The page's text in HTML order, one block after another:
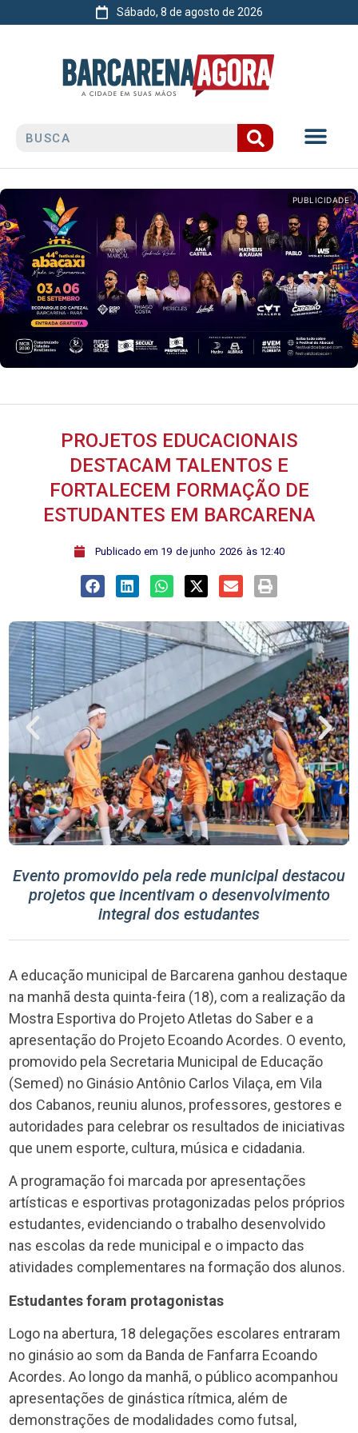
Sábado, 8 de agosto de 2026
PUBLICIDADE
PROJETOS EDUCACIONAIS
DESTACAM TALENTOS E
FORTALECEM FORMAÇÃO DE
ESTUDANTES EM BARCARENA
ﾠPublicado em 19 de junho 2026 às 12:40
Evento promovido pela rede municipal destacou
projetos que incentivam o desenvolvimento
integral dos estudantes
A educação municipal de Barcarena ganhou destaque
na manhã desta quinta-feira (18), com a realização da
Mostra Esportiva do Projeto Atletas do Saber e a
apresentação do Projeto Ecoando Acordes. O evento,
promovido pela Secretaria Municipal de Educação
(Semed) no Ginásio Antônio Carlos Vilaça, em Vila
dos Cabanos, reuniu alunos, professores, gestores e
autoridades para celebrar os resultados de iniciativas
que unem esporte, cultura, música e cidadania.
A programação foi marcada por apresentações
artísticas e esportivas protagonizadas pelos próprios
estudantes, evidenciando o trabalho desenvolvido
nas escolas da rede municipal e o impacto das
atividades complementares na formação dos alunos.
Estudantes foram protagonistas
Logo na abertura, 18 delegações escolares entraram
no ginásio ao som da Banda de Fanfarra Ecoando
Acordes. Ao longo da manhã, o público acompanhou
apresentações de ginástica rítmica, além de
demonstrações de modalidades como futsal,